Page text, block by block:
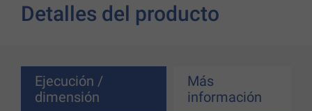
Detalles del producto
Ejecución /
dimensión
Más
información